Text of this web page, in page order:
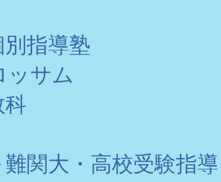
指導塾
ッサム
科
関大・高校受験指導